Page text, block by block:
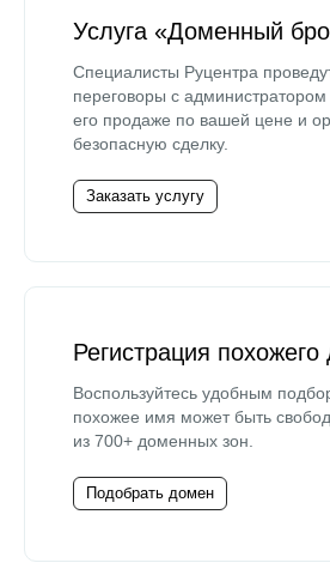
Услуга «Доменный
Специалисты Руцентра
переговоры с
его продаже по вашей цене и
безопасную сделку.
Заказать услугу
Регистрация
Воспользуйтесь удобным
похожее имя может быть
из 700+ доменных зон.
Подобрать домен